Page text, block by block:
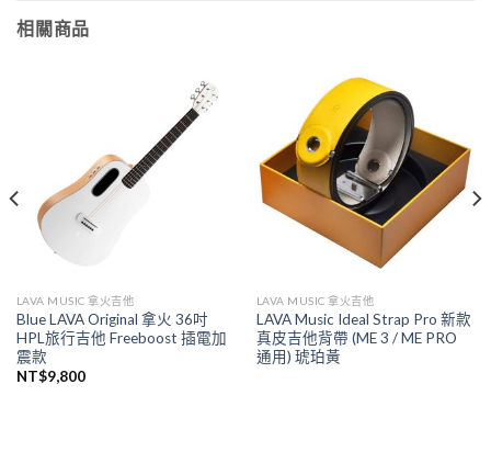
相關商品
LAVA MUSIC 拿火吉他
Blue LAVA Original 拿火 36吋
HPL旅行吉他 Freeboost 插電加
震款
NT$9,800
LAVA MUSIC 拿火吉他
LAVA Music Ideal Strap Pro 新款
真皮吉他背帶 (ME 3 / ME PRO
通用) 琥珀黃